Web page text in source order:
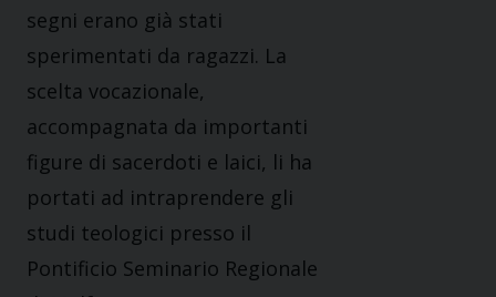
segni erano già stati
sperimentati da ragazzi. La
scelta vocazionale,
accompagnata da importanti
figure di sacerdoti e laici, li ha
portati ad intraprendere gli
studi teologici presso il
Pontificio Seminario Regionale